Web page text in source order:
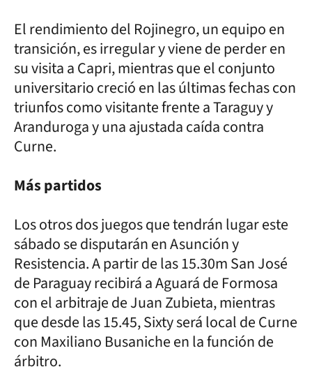
El rendimiento del Rojinegro, un equipo en
transición, es irregular y viene de perder en
su visita a Capri, mientras que el conjunto
universitario creció en las últimas fechas con
triunfos como visitante frente a Taraguy y
Aranduroga y una ajustada caída contra
Curne.
Más partidos
Los otros dos juegos que tendrán lugar este
sábado se disputarán en Asunción y
Resistencia. A partir de las 15.30m San José
de Paraguay recibirá a Aguará de Formosa
con el arbitraje de Juan Zubieta, mientras
que desde las 15.45, Sixty será local de Curne
con Maxiliano Busaniche en la función de
árbitro.